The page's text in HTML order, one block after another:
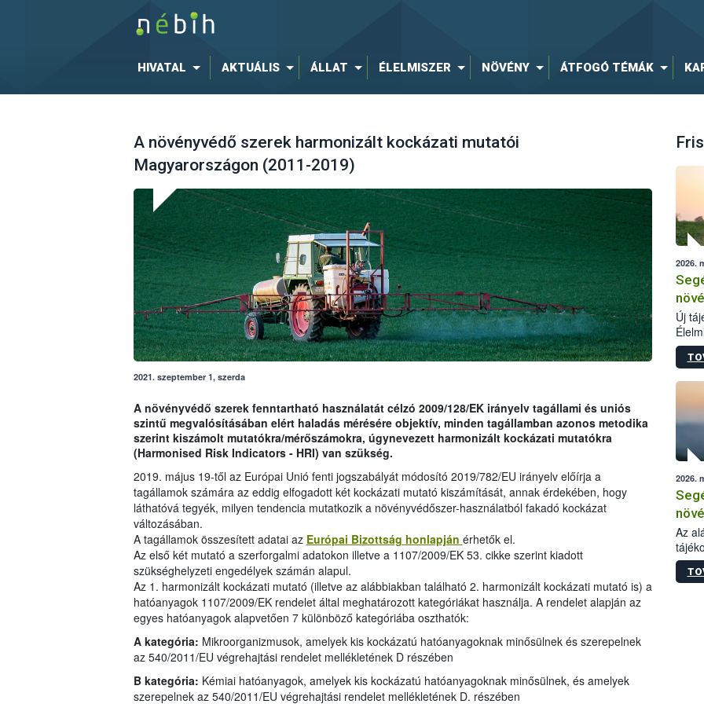
HIVATAL AKTUÁLIS ÁLLAT ÉLELMISZER NÖVÉNY ÁTFOGÓ TÉMÁK
A növényvédő szerek harmonizált kockázati mutatói
Magyarországon (2011-2019)
2021. szeptember 1, szerda
A növényvédő szerek fenntartható használatát célzó 2009/128/EK irányelv tagállami és uniós
szintű megvalósításában elért haladás mérésére objektív, minden tagállamban azonos metodika
szerint kiszámolt mutatókra/mérőszámokra, úgynevezett harmonizált kockázati mutatókra
(Harmonised Risk Indicators - HRI) van szükség.
2019. május 19-től az Európai Unió fenti jogszabályát módosító 2019/782/EU irányelv előírja a
tagállamok számára az eddig elfogadott két kockázati mutató kiszámítását, annak érdekében, hogy
láthatóvá tegyék, milyen tendencia mutatkozik a növényvédőszer-használatból fakadó kockázat
változásában.
A tagállamok összesített adatai az Európai Bizottság honlapján érhetők el.
Az első két mutató a szerforgalmi adatokon illetve a 1107/2009/EK 53. cikke szerint kiadott
szükséghelyzeti engedélyek számán alapul.
Az 1. harmonizált kockázati mutató (illetve az alábbiakban található 2. harmonizált kockázati mutató is) a
hatóanyagok 1107/2009/EK rendelet által meghatározott kategóriákat használja. A rendelet alapján az
egyes hatóanyagok alapvetően 7 különböző kategóriába oszthatók:
A kategória: Mikroorganizmusok, amelyek kis kockázatú hatóanyagoknak minősülnek és szerepelnek
az 540/2011/EU végrehajtási rendelet mellékletének D részében
B kategória: Kémiai hatóanyagok, amelyek kis kockázatú hatóanyagoknak minősülnek, és amelyek
szerepelnek az 540/2011/EU végrehajtási rendelet mellékletének D. részében
2026.
Új
2026.
Az